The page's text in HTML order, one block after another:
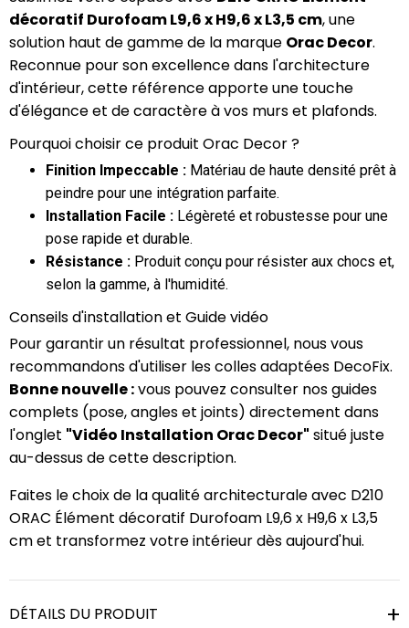
décoratif Durofoam L9,6 x H9,6 x L3,5 cm, une
solution haut de gamme de la marque Orac Decor.
Reconnue pour son excellence dans l'architecture
d'intérieur, cette référence apporte une touche
d'élégance et de caractère à vos murs et plafonds.
Pourquoi choisir ce produit Orac Decor ?
Finition Impeccable : Matériau de haute densité prêt à
peindre pour une intégration parfaite.
Installation Facile : Légèreté et robustesse pour une
pose rapide et durable.
Résistance : Produit conçu pour résister aux chocs et,
selon la gamme, à l'humidité.
Conseils d'installation et Guide vidéo
Pour garantir un résultat professionnel, nous vous
recommandons d'utiliser les colles adaptées DecoFix.
Bonne nouvelle :vous pouvez consulter nos guides
complets (pose, angles et joints) directement dans
l'onglet "Vidéo Installation Orac Decor" situé juste
au-dessus de cette description.
Faites le choix de la qualité architecturale avec D210
ORAC Élément décoratif Durofoam L9,6 x H9,6 x L3,5
cm et transformez votre intérieur dès aujourd'hui.
DÉTAILS DU PRODUIT